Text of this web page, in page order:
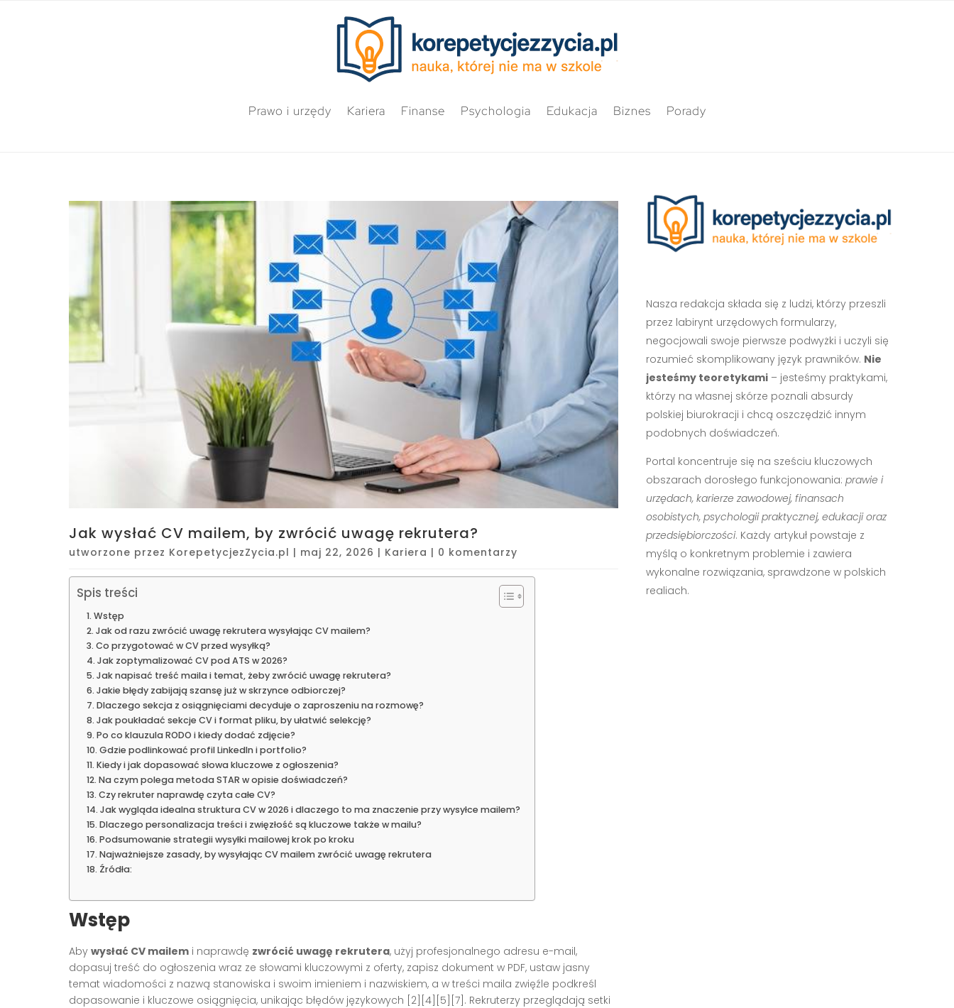
Prawo i urzędy Kariera Finanse Psychologia Edukacja Biznes Porady
Jak wysłać CV mailem, by zwrócić uwagę rekrutera?
utworzone przez KorepetycjezZycia.pl | maj 22, 2026 | Kariera | 0 komentarzy
Spis treści
Wstęp
Jak od razu zwrócić uwagę rekrutera wysyłając CV mailem?
Co przygotować w CV przed wysyłką?
Jak zoptymalizować CV pod ATS w 2026?
Jak napisać treść maila i temat, żeby zwrócić uwagę rekrutera?
Jakie błędy zabijają szansę już w skrzynce odbiorczej?
Dlaczego sekcja z osiągnięciami decyduje o zaproszeniu na rozmowę?
Jak poukładać sekcje CV i format pliku, by ułatwić selekcję?
Po co klauzula RODO i kiedy dodać zdjęcie?
Gdzie podlinkować profil LinkedIn i portfolio?
Kiedy i jak dopasować słowa kluczowe z ogłoszenia?
Na czym polega metoda STAR w opisie doświadczeń?
Czy rekruter naprawdę czyta całe CV?
Jak wygląda idealna struktura CV w 2026 i dlaczego to ma znaczenie przy wysyłce mailem?
Dlaczego personalizacja treści i zwięzłość są kluczowe także w mailu?
Podsumowanie strategii wysyłki mailowej krok po kroku
Najważniejsze zasady, by wysyłając CV mailem zwrócić uwagę rekrutera
Źródła:
Wstęp
Aby wysłać CV mailem i naprawdę zwrócić uwagę rekrutera, użyj profesjonalnego adresu e-mail,
dopasuj treść do ogłoszenia wraz ze słowami kluczowymi z oferty, zapisz dokument w PDF, ustaw jasny
temat wiadomości z nazwą stanowiska i swoim imieniem i nazwiskiem, a w treści maila zwięźle podkreśl
dopasowanie i kluczowe osiągnięcia, unikając błędów językowych [2][4][5][7]. Rekruterzy przeglądają setki
Nasza redakcja składa się z ludzi, którzy przeszli
przez labirynt urzędowych formularzy,
negocjowali swoje pierwsze podwyżki i uczyli się
rozumieć skomplikowany język prawników. Nie
jesteśmy teoretykami– jesteśmy praktykami,
którzy na własnej skórze poznali absurdy
polskiej biurokracji i chcą oszczędzić innym
podobnych doświadczeń.
Portal koncentruje się na sześciu kluczowych
obszarach dorosłego funkcjonowania: prawie i
urzędach, karierze zawodowej, finansach
osobistych, psychologii praktycznej, edukacji oraz
przedsiębiorczości. Każdy artykuł powstaje z
myślą o konkretnym problemie i zawiera
wykonalne rozwiązania, sprawdzone w polskich
realiach.